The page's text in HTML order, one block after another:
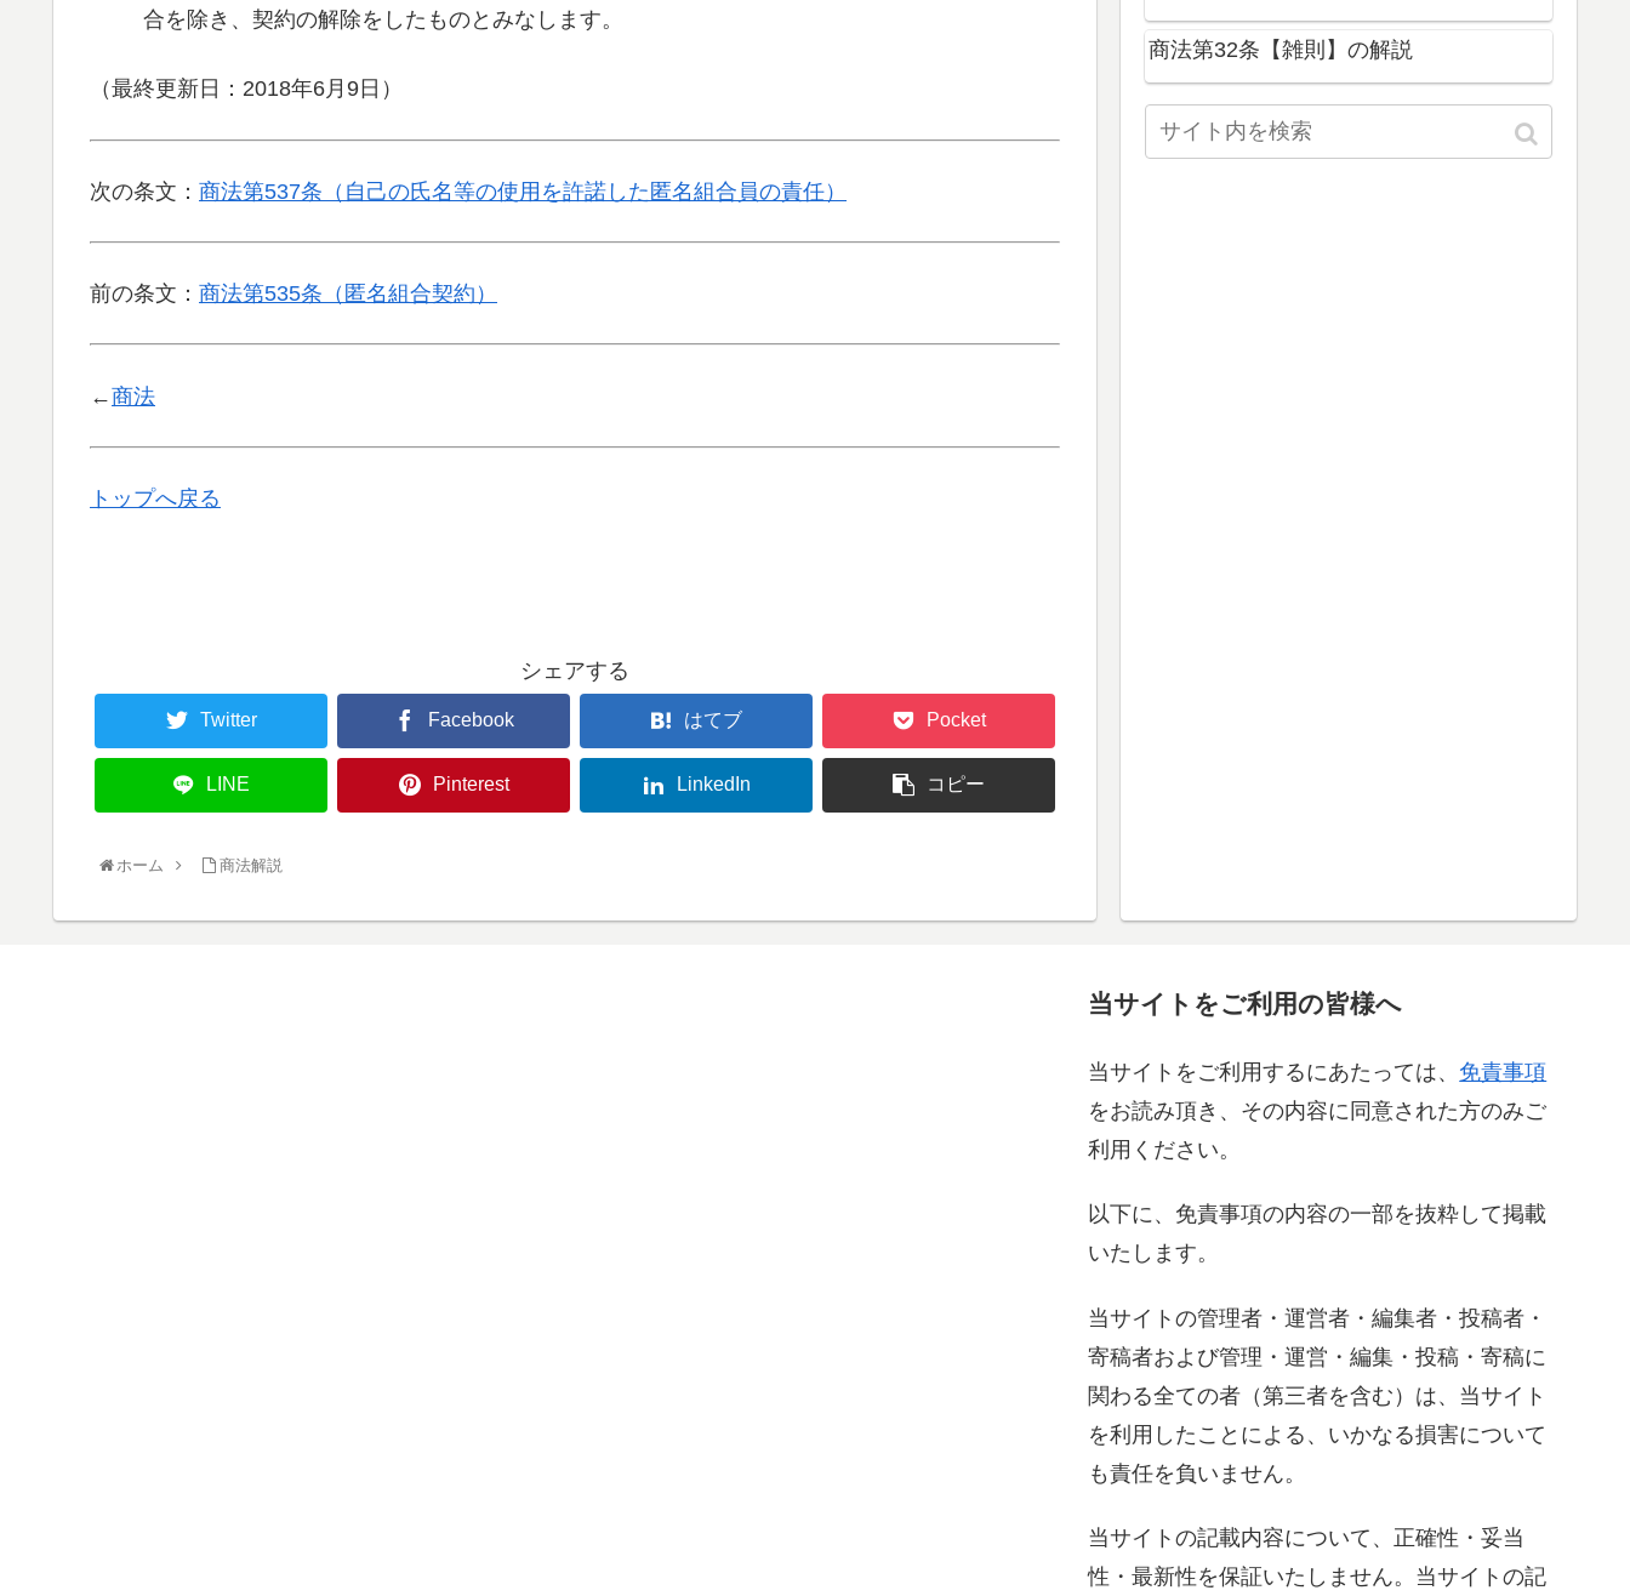
合を除き、契約の解除をしたものとみなします。
（最終更新日：2018年6月9日）
次の条文： 商法第537条（自己の氏名等の使用を許諾した匿名組合員の責任）
前の条文： 商法第535条（匿名組合契約）
←商法
トップへ戻る
シェアする
Twitter Facebook はてブ Pocket
LINE Pinterest LinkedIn コピー
ホーム 商法解説
商法第32条【雑則】の解説
当サイトをご利用の皆様へ
当サイトをご利用するにあたっては、 免責事項
をお読み頂き、その内容に同意された方のみご
利用ください。
以下に、免責事項の内容の一部を抜粋して掲載
いたします。
当サイトの管理者・運営者・編集者・投稿者・
寄稿者および管理・運営・編集・投稿・寄稿に
関わる全ての者（第三者を含む）は、当サイト
を利用したことによる、いかなる損害について
も責任を負いません。
当サイトの記載内容について、正確性・妥当
性・最新性を保証いたしません。当サイトの記